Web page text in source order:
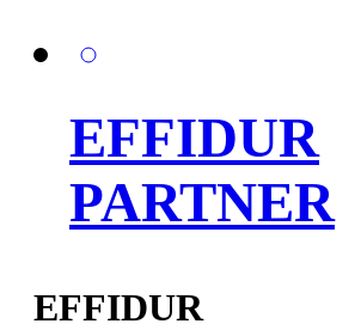
EFFIDUR
PARTNER
EFFIDUR